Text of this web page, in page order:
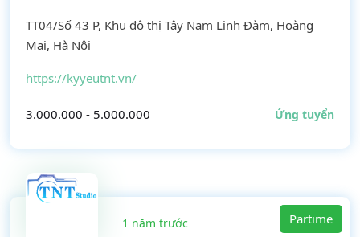
TT04/Số 43 P, Khu đô thị Tây Nam Linh Đàm, Hoàng
Mai, Hà Nội
https://kyyeutnt.vn/
3.000.000 - 5.000.000 Ứng tuyển
1 năm trước Partime